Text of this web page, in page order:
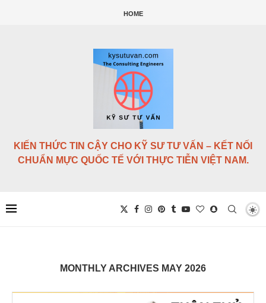
HOME
KIẾN THỨC TIN CẬY CHO KỸ SƯ TƯ VẤN – KẾT NỐI
CHUẨN MỰC QUỐC TẾ VỚI THỰC TIỄN VIỆT NAM.
MONTHLY ARCHIVES MAY 2026